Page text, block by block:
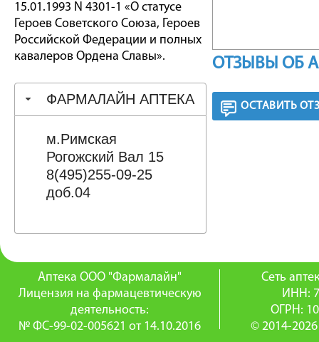
15.01.1993 N 4301-1 «О статусе
Героев Советского Союза, Героев
Российской Федерации и полных
кавалеров Ордена Славы».
ФАРМАЛАЙН АПТЕКА
м.Римская
Рогожский Вал 15
8(495)255-09-25
доб.04
ОТЗЫВЫ ОБ
ОСТАВИТЬ
Аптека ООО "Фармалайн"
Лицензия на фармацевтическую
деятельность:
№ ФС-99-02-005621 от 14.10.2016
Сеть
ИНН:
ОГРН:
© 2014-